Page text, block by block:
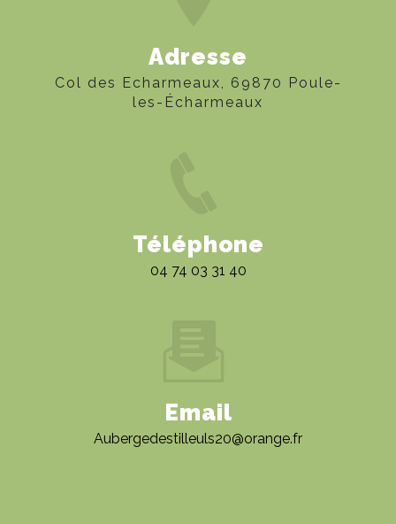
Adresse
Col des Echarmeaux, 69870 Poule-
les-Écharmeaux
Téléphone
04 74 03 31 40
Email
aubergedestilleuls20@orange.fr